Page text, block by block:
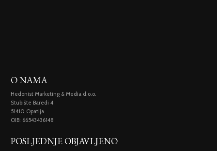
O NAMA
Hedonist Marketing & Media d.o.o.
Stubište Baredi 4
51410 Opatija
OIB: 66543436148
POSLJEDNJE OBJAVLJENO